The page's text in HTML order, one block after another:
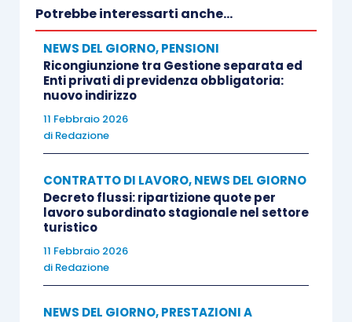
nel suddetto periodo, con riduzione
proporzionale nelle ipotesi di servizio militare,
aspettativa, congedo parentale, cassa
integrazione ordinaria, straordinaria, in deroga o
contratto di solidarietà.
Potrebbe interessarti anche...
NEWS DEL GIORNO,PENSIONI
Ricongiunzione tra Gestione separata ed
Enti privati di previdenza obbligatoria:
nuovo indirizzo
11 Febbraio 2026
di Redazione
CONTRATTO DI LAVORO,NEWS DEL GIORNO
Decreto flussi: ripartizione quote per
lavoro subordinato stagionale nel settore
turistico
11 Febbraio 2026
di Redazione
NEWS DEL GIORNO,PRESTAZIONI A